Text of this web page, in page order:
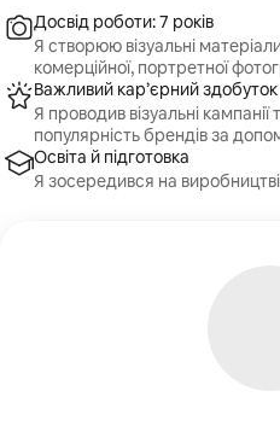
Досвід роботи: 7 років
Я створюю візуальні
комерційної, портретної
Важливий кар’єрний здобуток
Я проводив візуальні
популярність брендів за
Освіта й підготовка
Я зосередився на виробництві